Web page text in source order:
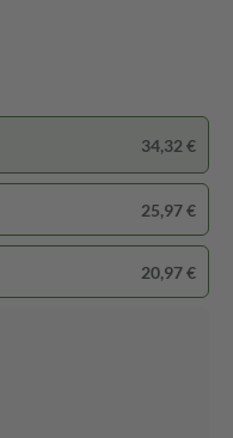
34,32 €
25,97 €
20,97 €